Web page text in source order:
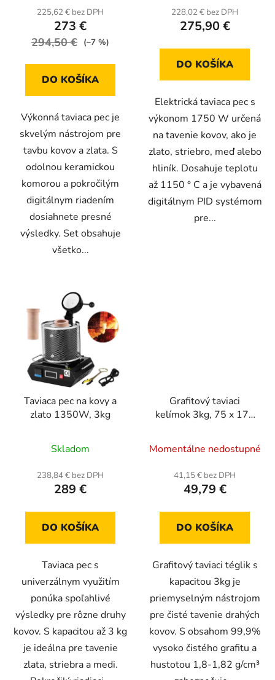
produktu
je
5,0
5
225,62 € bez DPH
273 €
294,50 € (–7 %)
DO KOŠÍKA
Výkonná taviaca pec je
skvelým nástrojom pre
tavbu kovov a zlata. S
odolnou keramickou
komorou a pokročilým
digitálnym riadením
dosiahnete presné
výsledky. Set obsahuje
všetko...
228,02 € bez DPH
275,90 €
DO KOŠÍKA
Elektrická taviaca pec s
výkonom 1750 W určená
na tavenie kovov, ako je
zlato, striebro, meď alebo
hliník. Dosahuje teplotu
až 1150 ° C a je vybavená
digitálnym PID systémom
pre...
Taviaca pec na kovy a
zlato 1350W, 3kg
Skladom
238,84 € bez DPH
289 €
DO KOŠÍKA
Taviaca pec s
univerzálnym využitím
ponúka spoľahlivé
výsledky pre rôzne druhy
kovov. S kapacitou až 3 kg
je ideálna pre tavenie
zlata, striebra a medi.
Grafitový taviaci
kelímok 3kg, 75 x 170
Momentálne nedostupné
41,15 € bez DPH
49,79 €
DO KOŠÍKA
Grafitový taviaci téglik s
kapacitou 3kg je
priemyselným nástrojom
pre čisté tavenie drahých
kovov. S obsahom 99,9%
vysoko čistého grafitu a
hustotou 1,8-1,82 g/cm³